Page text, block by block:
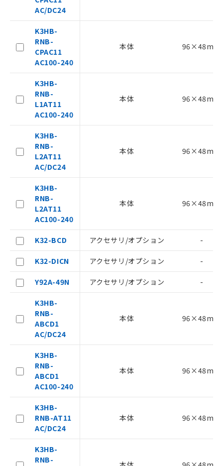
AC/DC24
K3HB-
RNB-
CPAC11
AC100-240
本体 96×48mm
K3HB-
RNB-
L1AT11
AC100-240
本体 96×48mm
K3HB-
RNB-
L2AT11
AC/DC24
本体 96×48mm
K3HB-
RNB-
L2AT11
AC100-240
本体 96×48mm
K32-BCD アクセサリ/オプション -
K32-DICN アクセサリ/オプション -
Y92A-49N アクセサリ/オプション -
K3HB-
RNB-
ABCD1
AC/DC24
本体 96×48mm
K3HB-
RNB-
ABCD1
AC100-240
本体 96×48mm
K3HB-
RNB-AT11
AC/DC24
本体 96×48mm
K3HB-
RNB-
記
号
○
△
－
在庫なし(最新の在庫状況につ
いては、お客様のお取引先、ま
機器販売店・当社販売員にご確
空
白
情報を公開していない機種
ご利用条件
以下の条件をお読みいただき、同意のうえ
ご利用ください。
本サービスは、当社制御機器事業取扱
商品の当社在庫状況および標準価格
(税抜)を提供させていただくもので
す。
当社制御機器事業取扱商品の中には、
本サービスの対象外となる商品もある
ことをご了承ください。
在庫状況および標準価格照会結果は、
記載している更新日時点での社内デー
覧された時点での実際の在庫および標
準価格とは異なる場合があることをご
了承ください。
正式な納期状況および標準価格はお客
ムロン制御機器販売店・当社販売員に
ご相談ください。
オムロン制御機器販売店や当社販売拠
点は「販売ネットワーク
」をご確認
在庫状況および標準価格結果を当社の
事前の承諾なく第三者に漏洩または開
示しないようお願いします。
ビス）をご利用いただくには、I-Web